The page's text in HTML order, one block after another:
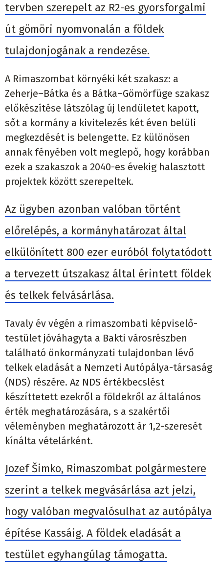
tervben szerepelt az R2-es gyorsforgalmi
út gömöri nyomvonalán a földek
tulajdonjogának a rendezése.
A Rimaszombat környéki két szakasz: a
Zeherje–Bátka és a Bátka–Gömörfüge szakasz
előkészítése látszólag új lendületet kapott,
sőt a kormány a kivitelezés két éven belüli
megkezdését is belengette. Ez különösen
annak fényében volt meglepő, hogy korábban
ezek a szakaszok a 2040-es évekig halasztott
projektek között szerepeltek.
Az ügyben azonban valóban történt
előrelépés, a kormányhatározat által
elkülönített 800 ezer euróból folytatódott
a tervezett útszakasz által érintett földek
és telkek felvásárlása.
Tavaly év végén a rimaszombati képviselő-
testület jóváhagyta a Bakti városrészben
található önkormányzati tulajdonban lévő
telkek eladását a Nemzeti Autópálya-társaság
(NDS) részére. Az NDS értékbecslést
készíttetett ezekről a földekről az általános
érték meghatározására, s a szakértői
véleményben meghatározott ár 1,2-szeresét
kínálta vételárként.
Jozef Šimko, Rimaszombat polgármestere
szerint a telkek megvásárlása azt jelzi,
hogy valóban megvalósulhat az autópálya
építése Kassáig. A földek eladását a
testület egyhangúlag támogatta.